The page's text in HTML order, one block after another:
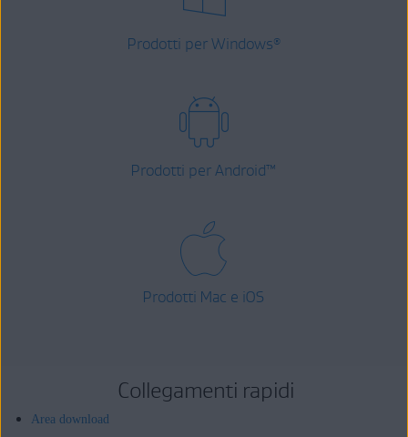
Prodotti per Windows®
Prodotti per Android™
Prodotti Mac e iOS
Collegamenti rapidi
Area download